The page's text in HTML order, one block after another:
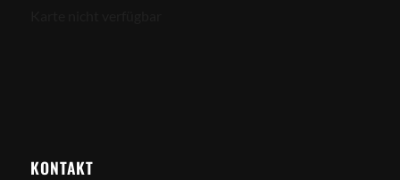
KONTAKT